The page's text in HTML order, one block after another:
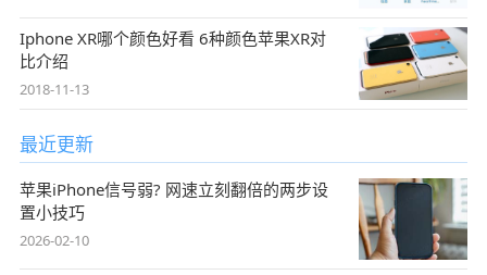
Iphone XR哪个颜色好看 6种颜色苹果XR对
比介绍
2018-11-13
最近更新
苹果iPhone信号弱? 网速立刻翻倍的两步设
置小技巧
2026-02-10